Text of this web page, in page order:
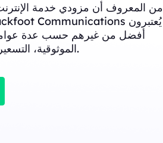
من المعروف أن مزودي خدمة
أفضل من غيرهم حسب عدة
الموثوقية، التسعير، خدمة العملاء، والمزيد.